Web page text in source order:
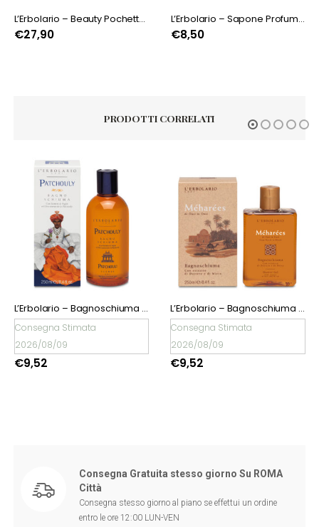
L’Erbolario – Beauty Pochette Lillà Lillà
€27,90
L’Erbolario – Sapone Profumato – Confezione da 2 saponi da 100 g Lillà Lillà
€8,50
PRODOTTI CORRELATI
L’Erbolario – Bagnoschiuma Patchouly
Consegna Stimata
2026/08/09
€9,52
L’Erbolario – Bagnoschiuma Méharées
Consegna Stimata
2026/08/09
€9,52
Consegna Gratuita stesso giorno Su ROMA
Città
Consegna stesso giorno al piano se effettui un ordine
entro le ore 12:00 LUN-VEN